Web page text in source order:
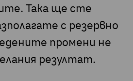
Така ще сте
с резервно
промени не
резултат.